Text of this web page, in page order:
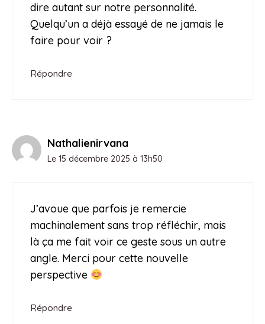
dire autant sur notre personnalité.
Quelqu’un a déjà essayé de ne jamais le
faire pour voir ?
Répondre
Nathalienirvana
Le 15 décembre 2025 à 13h50
J’avoue que parfois je remercie
machinalement sans trop réfléchir, mais
là ça me fait voir ce geste sous un autre
angle. Merci pour cette nouvelle
perspective
Répondre